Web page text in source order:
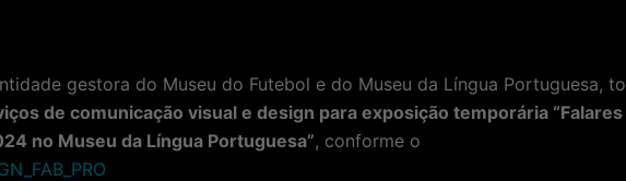
entidade gestora do Museu do Futebol e do Museu da Língua Portuguesa,
de comunicação visual e design para exposição temporária
no Museu da Língua Portuguesa”, conforme o